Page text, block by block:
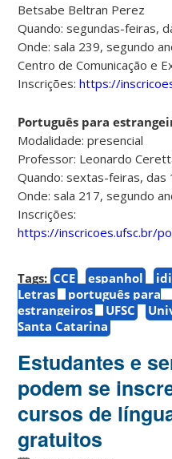
Betsabe Beltran Perez
Quando: segundas-feiras,
Onde: sala 239, segundo
Centro de Comunicação e
Inscrições:https://
Português para
Modalidade: presencial
Professor: Leonardo
Quando: sextas-feiras, das
Onde: sala 217, segundo
Inscrições:
https://inscricoes.ufsc.br/
Tags: CCE espanhol
Letras
português para
estrangeiros
UFSC
Santa Catarina
Estudantes e
podem se
cursos de
gratuitos